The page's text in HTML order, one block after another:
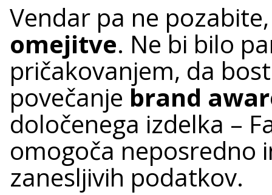
Vendar pa ne
omejitve. Ne bi bilo
pričakovanjem, da
povečanje brand
določenega izdelka –
omogoča neposredno
zanesljivih podatkov.